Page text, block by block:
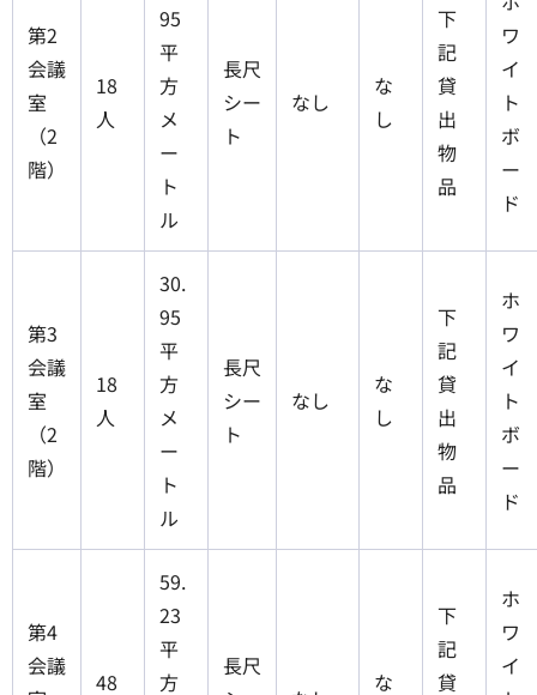
第2
会議
室
（2
階）
18
人
95
平
方
メ
ー
ト
ル
長尺
シー
ト
なし
な
し
下
記
貸
出
物
品
ワ
イ
ト
ボ
ー
ド
第3
会議
室
（2
階）
18
人
30.
95
平
方
メ
ー
ト
ル
長尺
シー
ト
なし
な
し
下
記
貸
出
物
品
ホ
ワ
イ
ト
ボ
ー
ド
第4
会議
48
59.
23
平
方
長尺
な
下
記
貸
ホ
ワ
イ